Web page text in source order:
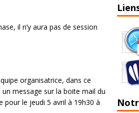
il n’y aura pas de session
organisatrice, dans ce
message sur la boite mail du
pour le jeudi 5 avril à 19h30 à